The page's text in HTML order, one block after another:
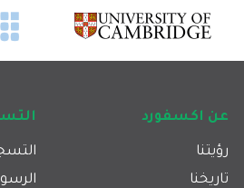
Footer main navigation
عن اكسفورد
رؤيتنا
تاريخنا